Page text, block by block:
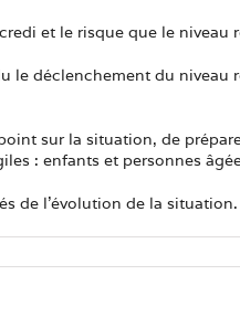
et le risque que le
le déclenchement du
sur la situation, de
: enfants et personnes
de l’évolution de la situation.